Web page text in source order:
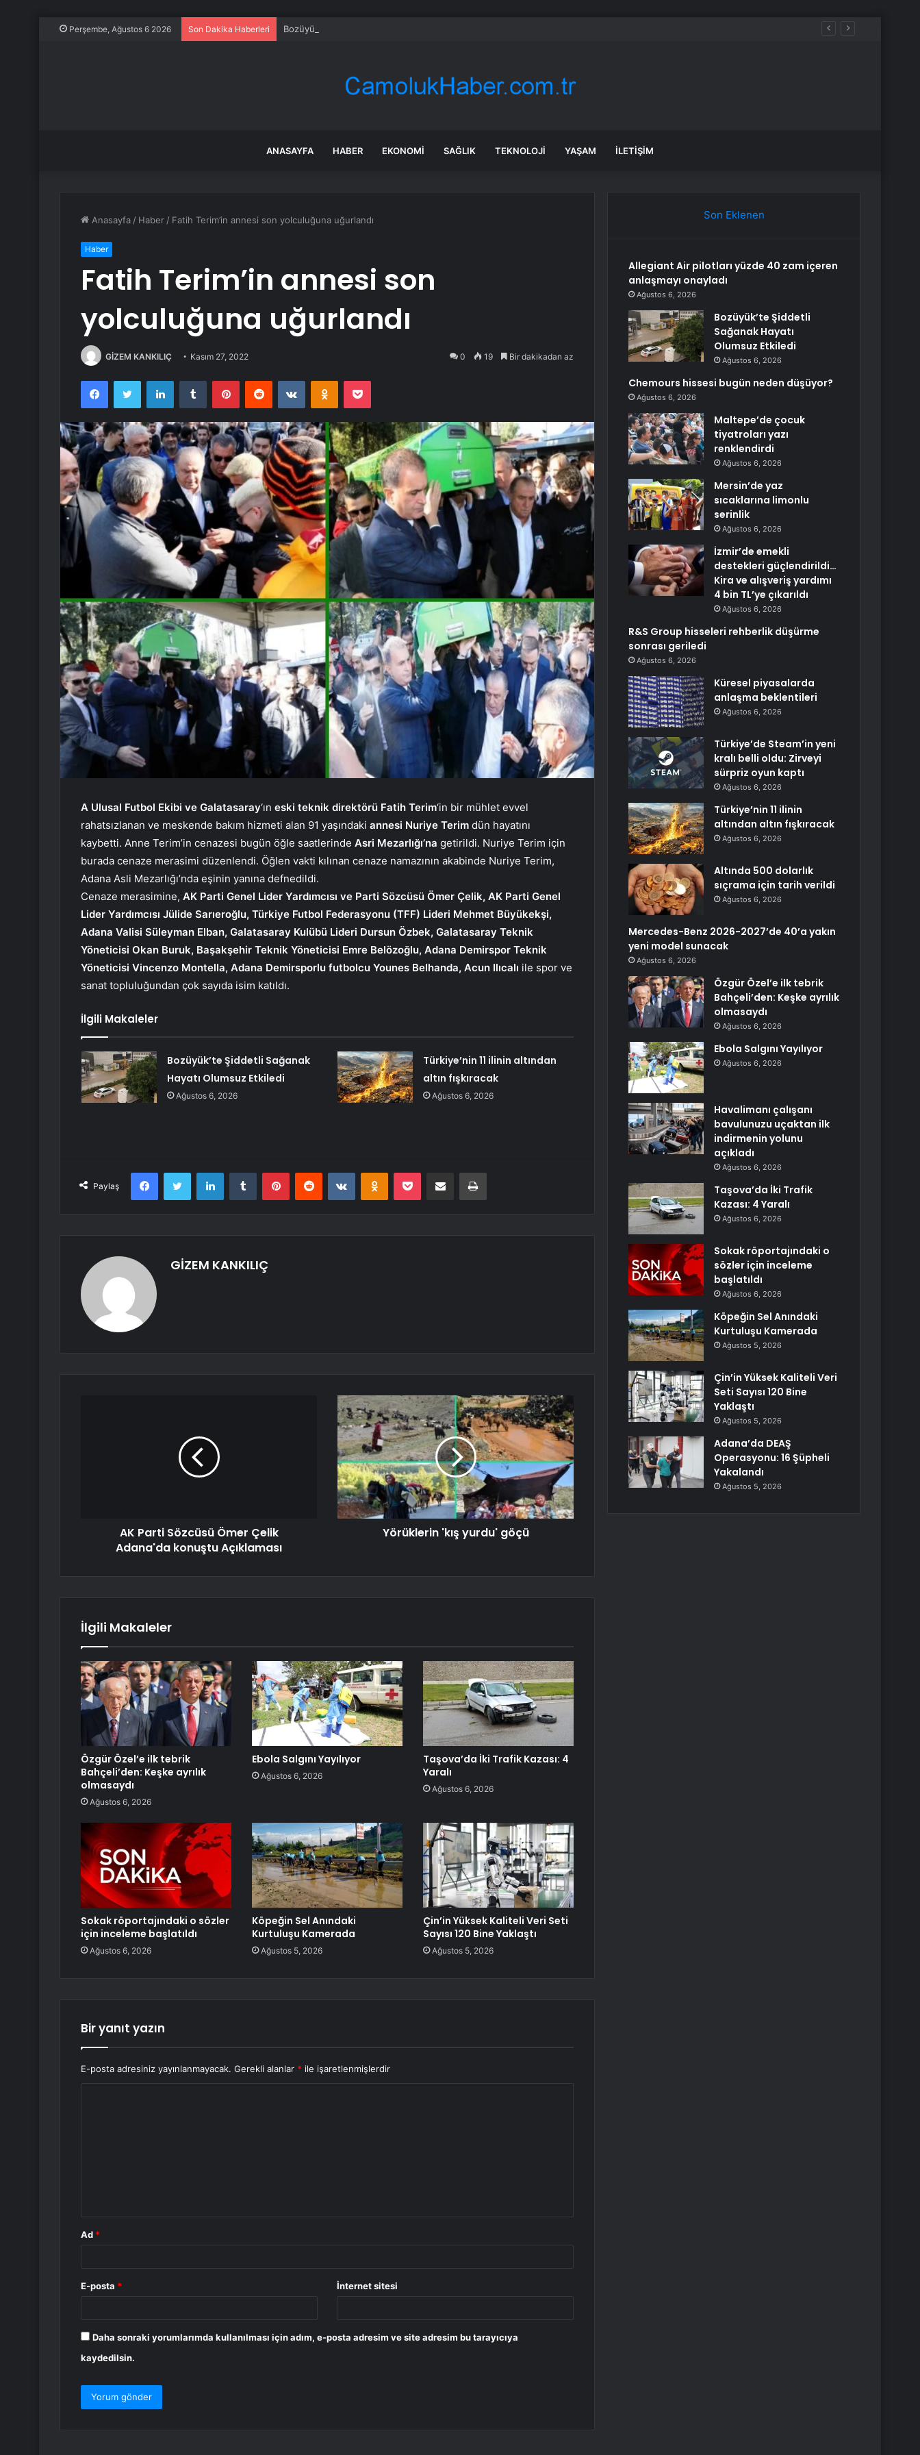
Perşembe, Ağustos 6 2026 Son Dakika Haberleri Bozüyük’te Şiddetli Sağanak Hayatı Olumsuz Etkiledi
ANASAYFA HABER EKONOMI SAĞLIK TEKNOLOJI YAŞAM İLETIŞIM
Anasayfa / Haber / Fatih Terim’in annesi son yolculuğuna uğurlandı
Haber
Fatih Terim’in annesi son
yolculuğuna uğurlandı
GİZEM KANKILIÇ Kasım 27, 2022 0 19 Bir dakikadan az
FacebookTwitter LinkedInTumblr PinterestReddit VKontakteOdnoklassniki
Pocket
A Ulusal Futbol Ekibi ve Galatasaray‘ın eski teknik direktörü Fatih Terim‘in bir mühlet evvel
rahatsızlanan ve meskende bakım hizmeti alan 91 yaşındaki annesi Nuriye Terim dün hayatını
kaybetti. Anne Terim’in cenazesi bugün öğle saatlerinde Asri Mezarlığı’na getirildi. Nuriye Terim için
burada cenaze merasimi düzenlendi. Öğlen vakti kılınan cenaze namazının akabinde Nuriye Terim,
Adana Asli Mezarlığı’nda eşinin yanına defnedildi.
Cenaze merasimine, AK Parti Genel Lider Yardımcısı ve Parti Sözcüsü Ömer Çelik, AK Parti Genel
Lider Yardımcısı Jülide Sarıeroğlu, Türkiye Futbol Federasyonu (TFF) Lideri Mehmet Büyükekşi,
Adana Valisi Süleyman Elban, Galatasaray Kulübü Lideri Dursun Özbek, Galatasaray Teknik
Yöneticisi Okan Buruk, Başakşehir Teknik Yöneticisi Emre Belözoğlu, Adana Demirspor Teknik
Yöneticisi Vincenzo Montella, Adana Demirsporlu futbolcu Younes Belhanda, Acun Ilıcalı ile spor ve
sanat topluluğundan çok sayıda isim katıldı.
İlgili Makaleler
Bozüyük’te Şiddetli Sağanak
Hayatı Olumsuz Etkiledi
Ağustos 6, 2026
Türkiye’nin 11 ilinin altından
altın fışkıracak
Ağustos 6, 2026
Paylaş
FacebookTwitter LinkedInTumblr PinterestReddit VKontakteOdnoklassniki
Pocket E-Posta ile paylaş Yazdır
GİZEM KANKILIÇ
AK Parti Sözcüsü Ömer Çelik
Adana'da konuştu Açıklaması
Yörüklerin 'kış yurdu' göçü
İlgili Makaleler
Özgür Özel’e ilk tebrik
Bahçeli’den: Keşke ayrılık
olmasaydı
Ağustos 6, 2026
Ebola Salgını Yayılıyor
Ağustos 6, 2026
Taşova’da İki Trafik Kazası: 4
Yaralı
Ağustos 6, 2026
Sokak röportajındaki o sözler
için inceleme başlatıldı
Ağustos 6, 2026
Köpeğin Sel Anındaki
Kurtuluşu Kamerada
Ağustos 5, 2026
Çin’in Yüksek Kaliteli Veri Seti
Sayısı 120 Bine Yaklaştı
Ağustos 5, 2026
Bir yanıt yazın
E-posta adresiniz yayınlanmayacak. Gerekli alanlar * ile işaretlenmişlerdir
Ad *
E-posta * İnternet sitesi
Daha sonraki yorumlarımda kullanılması için adım, e-posta adresim ve site adresim bu tarayıcıya
kaydedilsin.
Son Eklenen
Allegiant Air pilotları yüzde 40 zam içeren
anlaşmayı onayladı
Ağustos 6, 2026
Bozüyük’te Şiddetli
Sağanak Hayatı
Olumsuz Etkiledi
Ağustos 6, 2026
Chemours hissesi bugün neden düşüyor?
Ağustos 6, 2026
Maltepe’de çocuk
tiyatroları yazı
renklendirdi
Ağustos 6, 2026
Mersin’de yaz
sıcaklarına limonlu
serinlik
Ağustos 6, 2026
İzmir’de emekli
destekleri güçlendirildi…
Kira ve alışveriş yardımı
4 bin TL’ye çıkarıldı
Ağustos 6, 2026
R&S Group hisseleri rehberlik düşürme
sonrası geriledi
Ağustos 6, 2026
Küresel piyasalarda
anlaşma beklentileri
Ağustos 6, 2026
Türkiye’de Steam’in yeni
kralı belli oldu: Zirveyi
sürpriz oyun kaptı
Ağustos 6, 2026
Türkiye’nin 11 ilinin
altından altın fışkıracak
Ağustos 6, 2026
Altında 500 dolarlık
sıçrama için tarih verildi
Ağustos 6, 2026
Mercedes-Benz 2026-2027’de 40’a yakın
yeni model sunacak
Ağustos 6, 2026
Özgür Özel’e ilk tebrik
Bahçeli’den: Keşke ayrılık
olmasaydı
Ağustos 6, 2026
Ebola Salgını Yayılıyor
Ağustos 6, 2026
Havalimanı çalışanı
bavulunuzu uçaktan ilk
indirmenin yolunu
açıkladı
Ağustos 6, 2026
Taşova’da İki Trafik
Kazası: 4 Yaralı
Ağustos 6, 2026
Sokak röportajındaki o
sözler için inceleme
başlatıldı
Ağustos 6, 2026
Köpeğin Sel Anındaki
Kurtuluşu Kamerada
Ağustos 5, 2026
Çin’in Yüksek Kaliteli Veri
Seti Sayısı 120 Bine
Yaklaştı
Ağustos 5, 2026
Adana’da DEAŞ
Operasyonu: 16 Şüpheli
Yakalandı
Ağustos 5, 2026